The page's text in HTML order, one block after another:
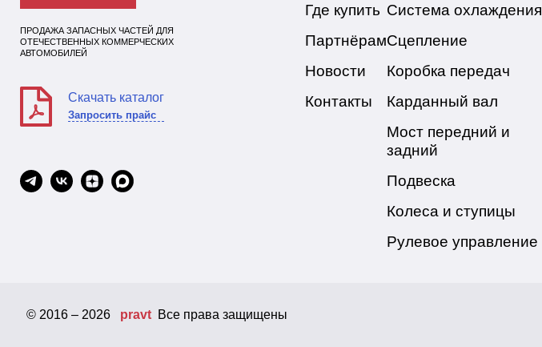
ПРОДАЖА ЗАПАСНЫХ ЧАСТЕЙ ДЛЯ
ОТЕЧЕСТВЕННЫХ КОММЕРЧЕСКИХ
АВТОМОБИЛЕЙ
Скачать каталог
Запросить прайс
Где купить
Партнёрам
Новости
Контакты
Система охлаждения
Сцепление
Коробка передач
Карданный вал
Мост передний и
задний
Подвеска
Колеса и ступицы
Рулевое управление
© 2016 – 2026 pravt Все права защищены